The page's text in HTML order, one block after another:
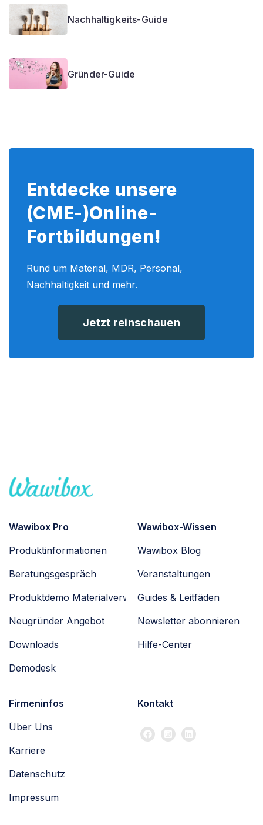
Nachhaltigkeits-Guide
Gründer-Guide
Entdecke unsere
(CME-)Online-
Fortbildungen!
Rund um Material, MDR, Personal,
Nachhaltigkeit und mehr.
Jetzt reinschauen
Wawibox Pro
Produktinformationen
Beratungsgespräch
Produktdemo Materialverwaltung
Neugründer Angebot
Downloads
Demodesk
Wawibox-Wissen
Wawibox Blog
Veranstaltungen
Guides & Leitfäden
Newsletter abonnieren
Hilfe-Center
Firmeninfos
Über Uns
Karriere
Datenschutz
Impressum
Kontakt